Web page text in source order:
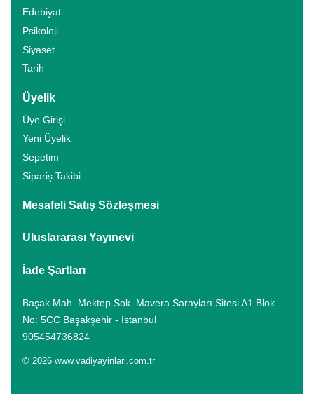
Edebiyat
Psikoloji
Siyaset
Tarih
Üyelik
Üye Girişi
Yeni Üyelik
Sepetim
Sipariş Takibi
Mesafeli Satış Sözleşmesi
Uluslararası Yayınevi
İade Şartları
Başak Mah. Mektep Sok. Mavera Sarayları Sitesi A1 Blok
No: 5CC Başakşehir - İstanbul
905454736824
© 2026 www.vadiyayinlari.com.tr